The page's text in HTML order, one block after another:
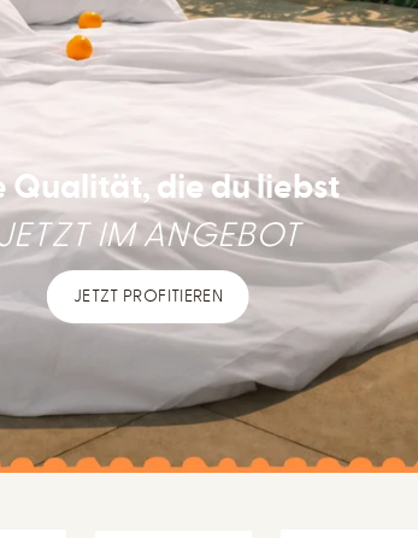
Qualität, die du liebst
JETZT IM ANGEBOT
JETZT PROFITIEREN